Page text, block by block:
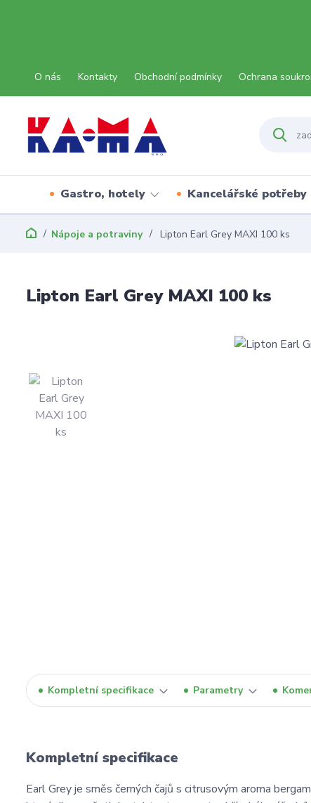
O nás Kontakty Obchodní podmínky Ochrana
Gastro, hotely Kancelářské potřeby
Nápoje a potraviny Lipton Earl Grey MAXI 100 ks
Lipton Earl Grey MAXI 100 ks
Kompletní specifikace Parametry
Kompletní specifikace
Earl Grey je směs černých čajů s citrusovým aroma